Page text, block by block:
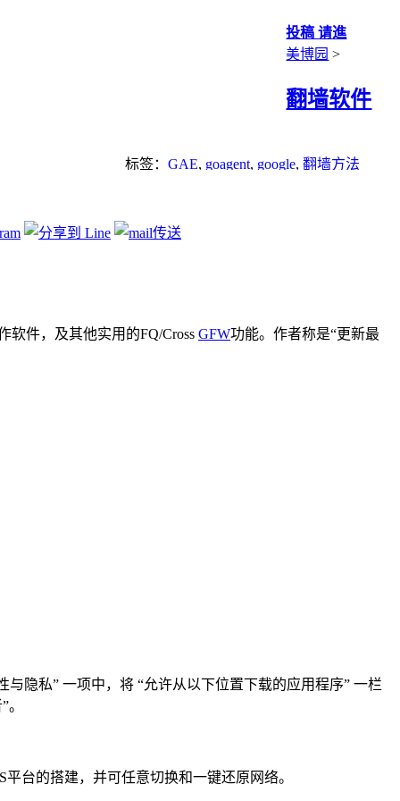
投稿 请進
美博园 >
翻墙软件
标签： GAE, goagent, google, 翻墙方法
软件，及其他实用的FQ/Cross GFW功能。作者称是“更新最
与隐私” 一项中，将 “允许从以下位置下载的应用程序” 一栏
台的搭建，并可任意切换和一键还原网络。